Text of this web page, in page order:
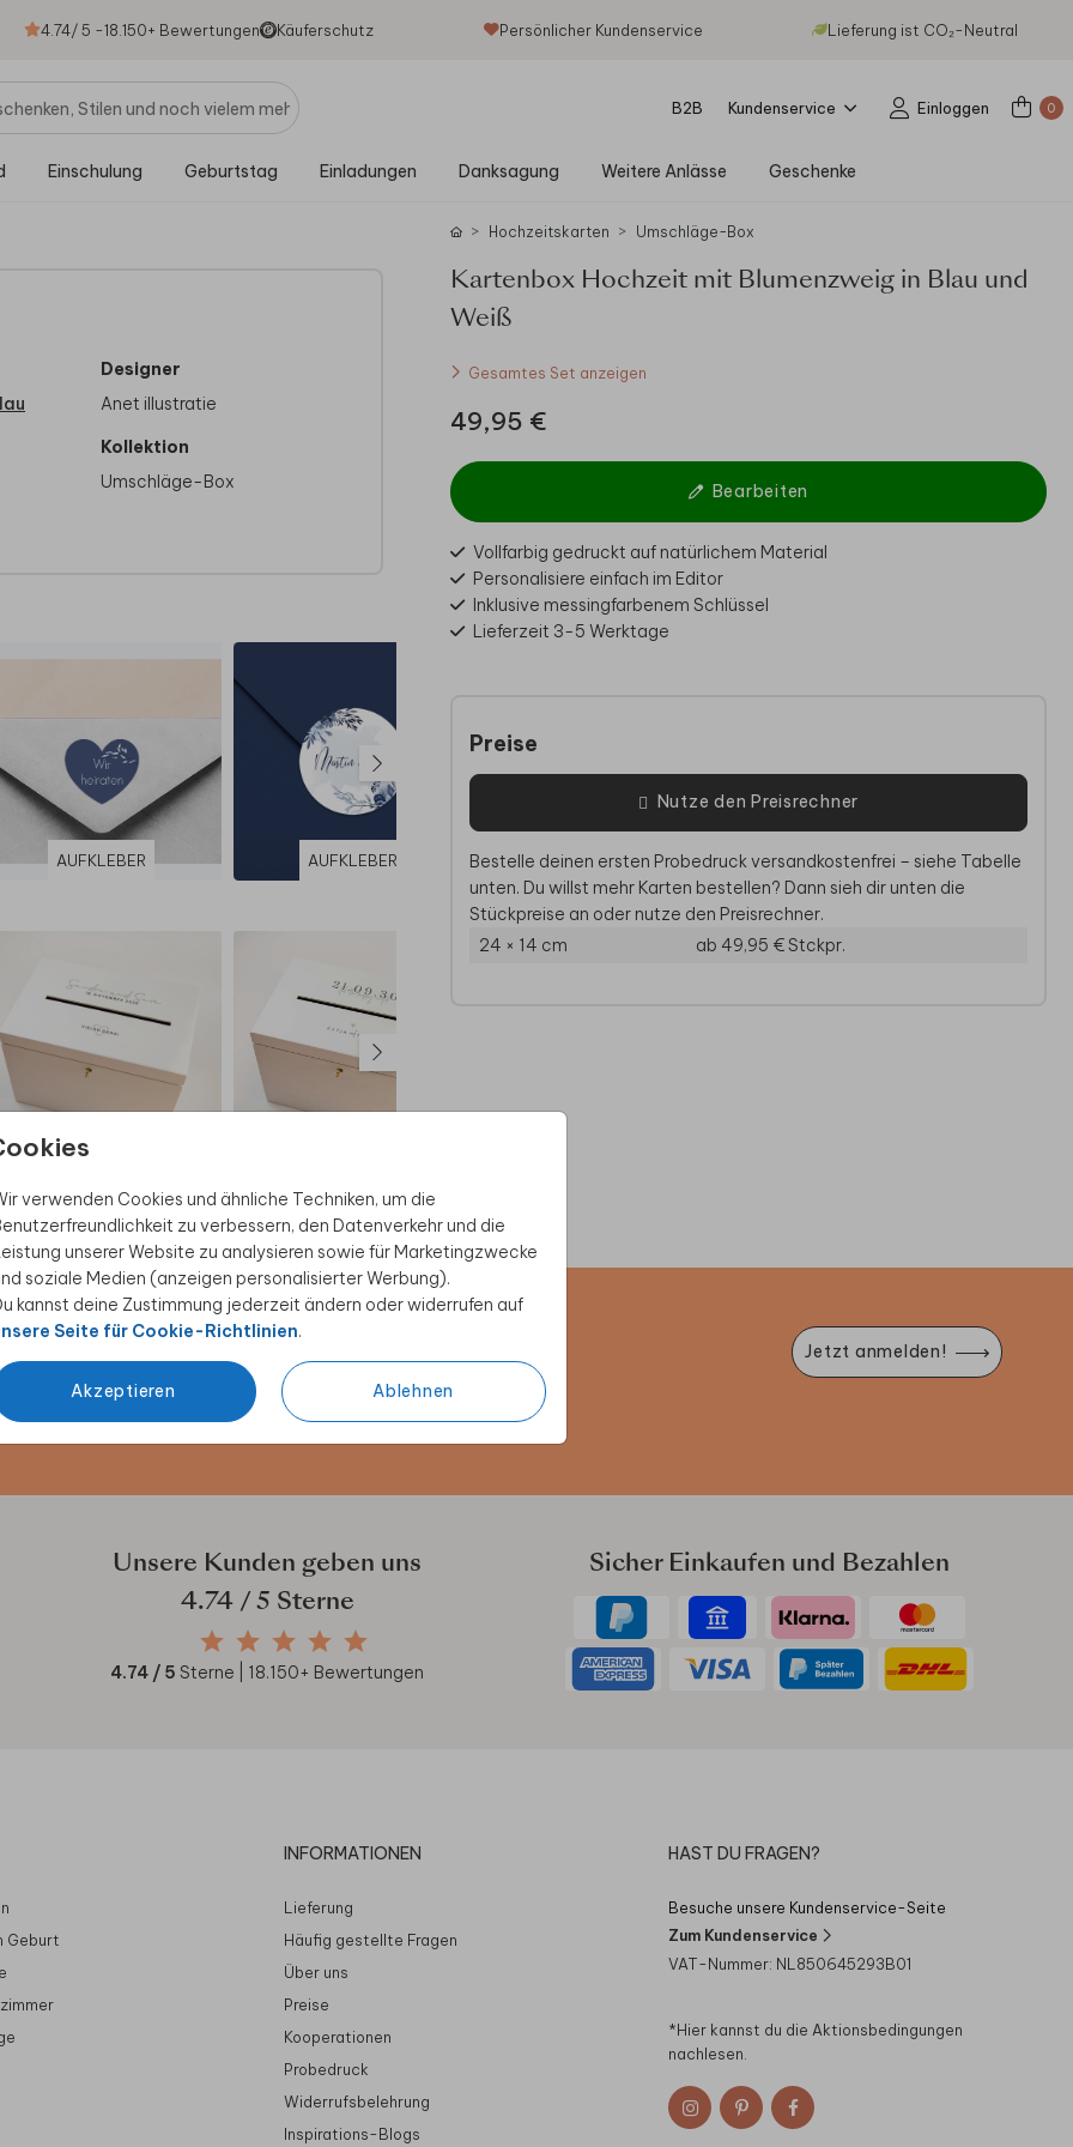
4.74/ 5 -18.150+ Bewertungen Käuferschutz Persönlicher Kundenservice Lieferung ist CO₂-Neutral
B2B Kundenservice Einloggen 0
Einschulung Geburtstag Einladungen Danksagung Weitere Anlässe Geschenke
verwenden Cookies und ähnliche Techniken, um die
zu verbessern, den Datenverkehr und die
unserer Website zu analysieren sowie für Marketingzwecke
soziale Medien (anzeigen personalisierter Werbung).
kannst deine Zustimmung jederzeit ändern oder widerrufen auf
Seite für Cookie-Richtlinien.
Akzeptieren Ablehnen
bei
Designer
Anet illustratie
Kollektion
Umschläge-Box
AUFKLEBER AUFKLEBER EINLEGEBLATT ERINNERUNGSKISTE
KARTENBOX HOCHZEIT
Hochzeitskarten Umschläge-Box
Kartenbox Hochzeit mit Blumenzweig in Blau und
Weiß
Gesamtes Set anzeigen
49,95 €
Bearbeiten
Vollfarbig gedruckt auf natürlichem Material
Personalisiere einfach im Editor
Inklusive messingfarbenem Schlüssel
Lieferzeit 3-5 Werktage
Preise
Nutze den Preisrechner
Bestelle deinen ersten Probedruck versandkostenfrei – siehe Tabelle
unten. Du willst mehr Karten bestellen? Dann sieh dir unten die
Stückpreise an oder nutze den Preisrechner.
24 × 14 cm
ab 49,95 €Stckpr.
Rabatt sichern
Angebote, kreative
Als Dankeschön
Jetzt anmelden!
Unsere Kunden geben uns
4.74/ 5 Sterne
4.74 / 5 Sterne | 18.150+ Bewertungen
Sicher Einkaufen und Bezahlen
Geburt
INFORMATIONEN
Lieferung
Häufig gestellte Fragen
Über uns
Preise
Kooperationen
Probedruck
Widerrufsbelehrung
Inspirations-Blogs
HAST DU FRAGEN?
Besuche unsere Kundenservice-Seite
Zum Kundenservice
VAT-Nummer: NL850645293B01
*Hier kannst du die Aktionsbedingungen
nachlesen.